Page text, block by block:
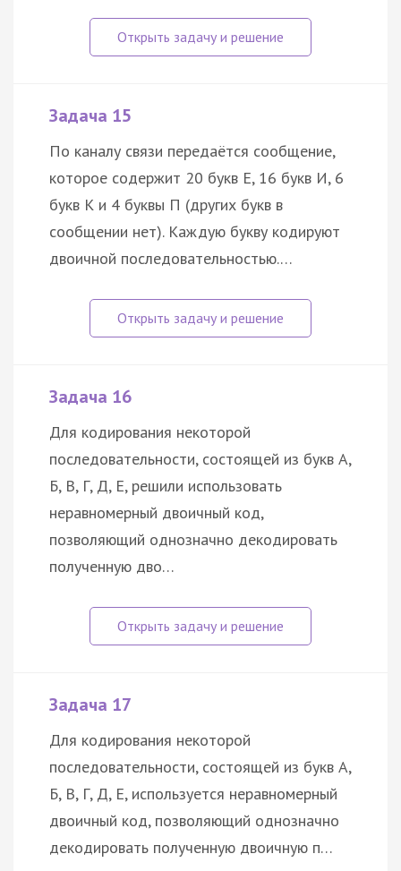
Задача 15
По каналу связи передаётся сообщение,
которое содержит 20 букв Е, 16 букв И, 6
букв К и 4 буквы П (других букв в
сообщении нет). Каждую букву кодируют
двоичной последовательностью.…
Задача 16
Для кодирования некоторой
последовательности, состоящей из букв А,
Б, В, Г, Д, Е, решили использовать
неравномерный двоичный код,
позволяющий однозначно декодировать
полученную дво…
Задача 17
Для кодирования некоторой
последовательности, состоящей из букв А,
Б, В, Г, Д, Е, используется неравномерный
двоичный код, позволяющий однозначно
декодировать полученную двоичную п…